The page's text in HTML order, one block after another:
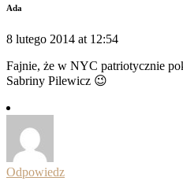
Ada
8 lutego 2014 at 12:54
Fajnie, że w NYC patriotycznie
Sabriny Pilewicz 😉
Odpowiedz